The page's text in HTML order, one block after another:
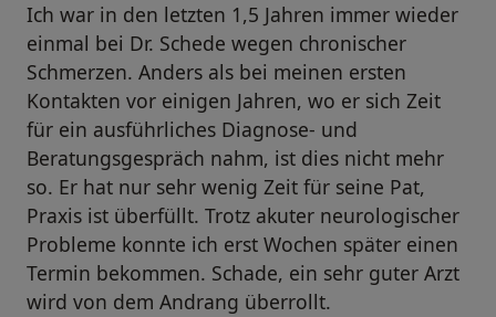
Ich war in den letzten 1,5 Jahren immer wieder
einmal bei Dr. Schede wegen chronischer
Schmerzen. Anders als bei meinen ersten
Kontakten vor einigen Jahren, wo er sich Zeit
für ein ausführliches Diagnose- und
Beratungsgespräch nahm, ist dies nicht mehr
so. Er hat nur sehr wenig Zeit für seine Pat,
Praxis ist überfüllt. Trotz akuter neurologischer
Probleme konnte ich erst Wochen später einen
Termin bekommen. Schade, ein sehr guter Arzt
wird von dem Andrang überrollt.